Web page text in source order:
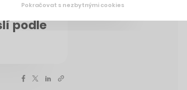
podle
Pokračovat s nezbytnými cookies